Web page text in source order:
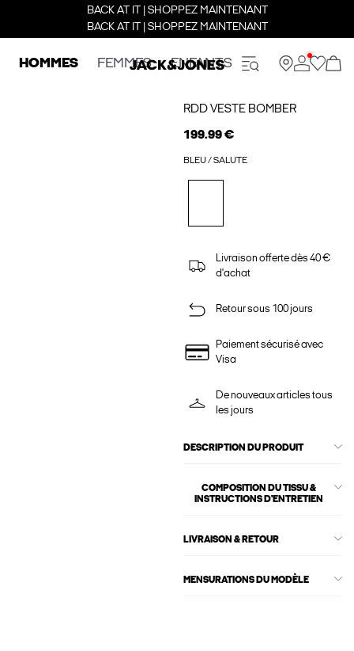
BACK AT IT | SHOPPEZ MAINTENANT
BACK AT IT | SHOPPEZ MAINTENANT
HOMMES FEMMES ENFANTS
RDD VESTE BOMBER
199.99 €
BLEU / SALUTE
Livraison offerte dès 40 €
d'achat
Retour sous 100 jours
Paiement sécurisé avec
Visa
De nouveaux articles tous
les jours
DESCRIPTION DU PRODUIT
COMPOSITION DU TISSU &
INSTRUCTIONS D'ENTRETIEN
LIVRAISON & RETOUR
MENSURATIONS DU MODÈLE